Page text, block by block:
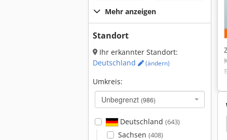
Mehr anzeigen
Standort
Ihr erkannter Standort:
Deutschland
(ändern)
Umkreis:
Unbegrenzt (986)
Deutschland (643)
Sachsen (408)
Volkswagen VW Kastenwagen